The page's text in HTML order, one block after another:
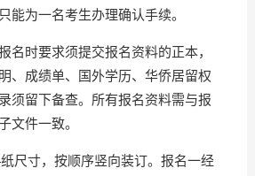
能为一名考生办理确认手续。
名时要求须提交报名资料的正本，
、成绩单、国外学历、华侨居留权
须留下备查。所有报名资料需与报
文件一致。
尺寸，按顺序竖向装订。报名一经